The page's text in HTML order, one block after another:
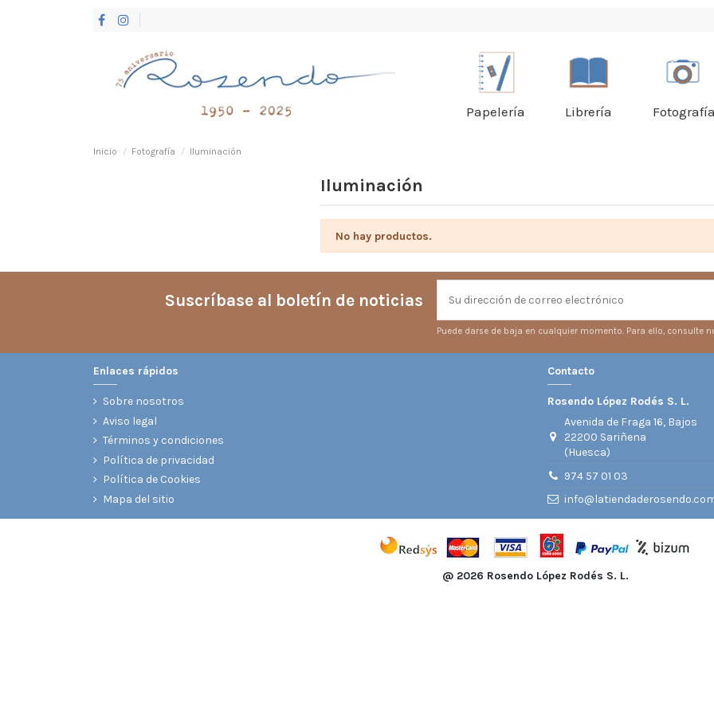
Papelería Librería
Inicio Fotografía Iluminación
Iluminación
No hay productos.
Suscríbase al boletín de noticias
Puede darse de baja en cualquier momento. Para ello, consulte
Enlaces rápidos
Sobre nosotros
Aviso legal
Términos y condiciones
Política de privacidad
Política de Cookies
Mapa del sitio
Contacto
Rosendo López Rodés S. L.
Avenida de Fraga 16, Bajos
22200 Sariñena
(Huesca)
974 57 01 03
@ 2026 Rosendo López Rodés S. L.